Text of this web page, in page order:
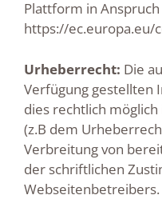
Plattform in
https://ec.europa.eu/
Urheberrecht: Die
Verfügung gestellten
dies rechtlich
(z.B dem
Verbreitung von
der schriftlichen
Webseitenbetreibers.